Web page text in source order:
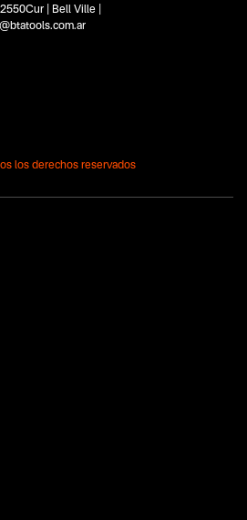
| Bell Ville |
los derechos reservados